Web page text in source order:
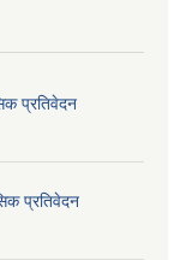
प्रतिवेदन
प्रतिवेदन